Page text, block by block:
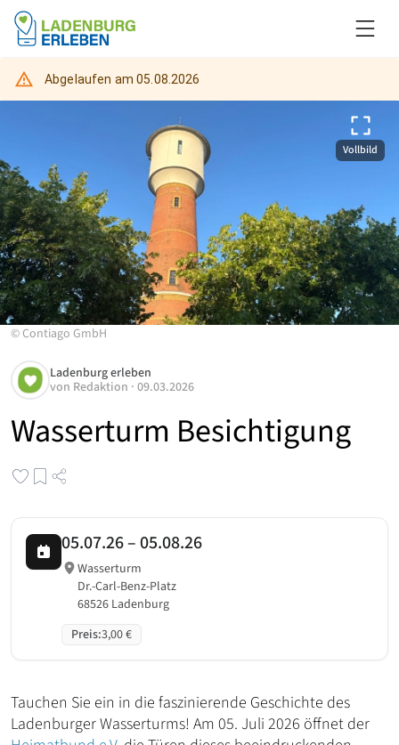
Abgelaufen am05.08.2026
Vollbild
©Contiago GmbH
Wasserturm Besichtigung
Ladenburg erleben
von Redaktion · 09.03.2026
05.07.26–05.08.26
Wasserturm
Dr.-Carl-Benz-Platz
68526 Ladenburg
Preis:3,00 €
Tauchen Sie ein in die faszinierende Geschichte des
Ladenburger Wasserturms! Am 05. Juli 2026 öffnet der